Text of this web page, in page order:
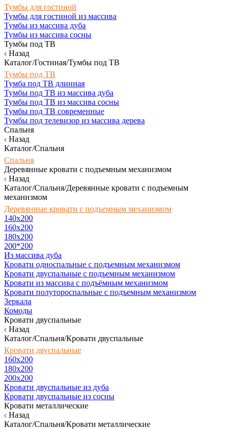
Тумбы для гостиной
Тумбы для гостиной из массива
Тумбы из массива дуба
Тумбы из массива сосны
Тумбы под ТВ
Назад
Каталог/Гостиная/Тумбы под ТВ
Тумбы под ТВ
Тумба под ТВ длинная
Тумбы под ТВ из массива дуба
Тумбы под ТВ из массива сосны
Тумбы под ТВ современные
Тумбы под телевизор из массива дерева
Спальня
Назад
Каталог/Спальня
Спальня
Деревянные кровати с подъемным механизмом
Назад
Каталог/Спальня/Деревянные кровати с подъемным
механизмом
Деревянные кровати с подъемным механизмом
140x200
160х200
180х200
200*200
Из массива дуба
Кровати односпальные с подъемным механизмом
Кровати двуспальные с подъемным механизмом
Кровати из массива с подъёмным механизмом
Кровати полутороспальные с подъемным механизмом
Зеркала
Комоды
Кровати двуспальные
Назад
Каталог/Спальня/Кровати двуспальные
Кровати двуспальные
160х200
180x200
200x200
Кровати двуспальные из дуба
Кровати двуспальные из сосны
Кровати металлические
Назад
Каталог/Спальня/Кровати металлические